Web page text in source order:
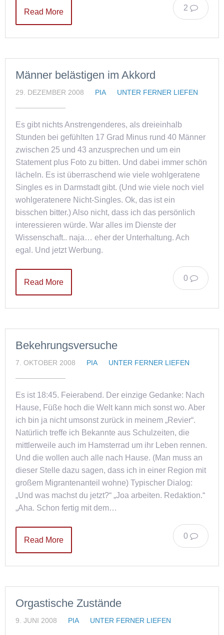
2
Read More
Männer belästigen im Akkord
29. DEZEMBER 2008 PIA UNTER FERNER LIEFEN
Es gibt nichts Anstrengenderes, als dreieinhalb
Stunden bei gefühlten 17 Grad Minus rund 40 Männer
zwischen 25 und 43 anzusprechen und um ein
Statement plus Foto zu bitten. Und dabei immer schön
lächeln. Es ist überraschend wie viele wohlgeratene
Singles es in Darmstadt gibt. (Und wie viele noch viel
wohlgeratenere Nicht-Singles. Ok, das ist ein
bisschen bitter.) Also nicht, dass ich das persönlich
interessieren würde. War alles im Dienste der
Wissenschaft.. naja… eher der Unterhaltung. Ach
egal. Und jetzt Werbung.
0
Read More
Bekehrungsversuche
7. OKTOBER 2008 PIA UNTER FERNER LIEFEN
Es ist 18:45. Feierabend. Der einzige Gedanke: Nach
Hause, Füße hoch die Welt kann mich sonst wo. Aber
ich bin ja nicht umsonst zurück in meinem „Revier“.
Natürlich treffe ich Bekannte aus Schulzeiten, die
mittlerweile auch im Hamsterrad um ihr Leben rennen.
Und die wollen auch alle nach Hause. (Man muss an
dieser Stelle dazu sagen, dass ich in einer Region mit
großem Migrantenanteil wohne) Typischer Dialog:
„Und was machst du jetzt?“ „Joa arbeiten. Redaktion.“
„Aha. Schon fertig mit dem…
0
Read More
Orgastische Zustände
9. JUNI 2008 PIA UNTER FERNER LIEFEN